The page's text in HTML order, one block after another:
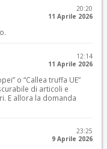
20:20
11 Aprile 2026
12:14
11 Aprile 2026
o “Callea truffa UE”
di articoli e
E allora la domanda
23:25
9 Aprile 2026